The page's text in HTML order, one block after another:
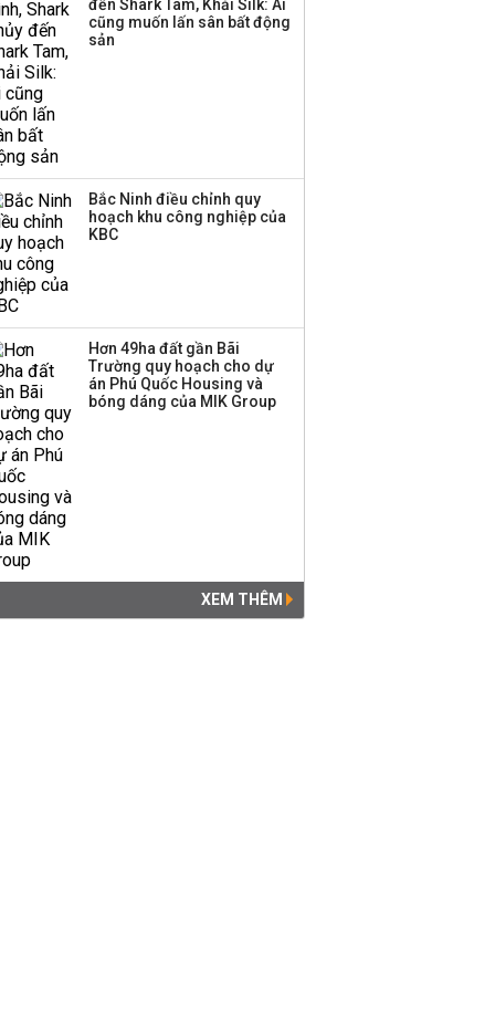
đến Shark Tam, Khải Silk: Ai
cũng muốn lấn sân bất động
sản
Bắc Ninh điều chỉnh quy
hoạch khu công nghiệp của
KBC
Hơn 49ha đất gần Bãi
Trường quy hoạch cho dự
án Phú Quốc Housing và
bóng dáng của MIK Group
XEM THÊM